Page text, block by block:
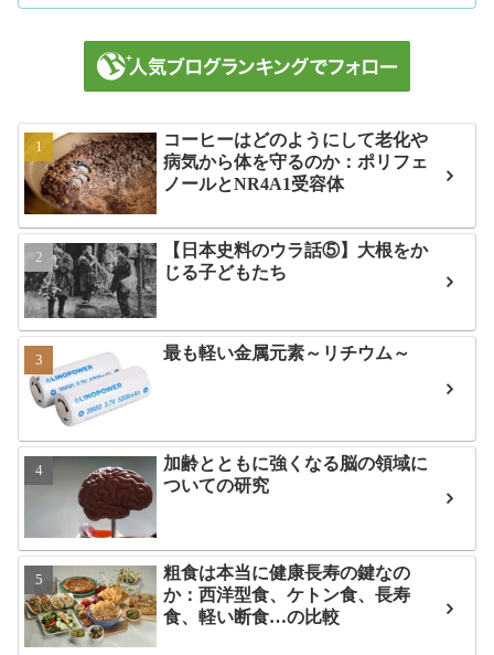
コーヒーはどのようにして老化や
病気から体を守るのか：ポリフェ
ノールとNR4A1受容体
【日本史料のウラ話⑤】大根をか
じる子どもたち
最も軽い金属元素～リチウム～
加齢とともに強くなる脳の領域に
ついての研究
粗食は本当に健康長寿の鍵なの
か：西洋型食、ケトン食、長寿
食、軽い断食…の比較